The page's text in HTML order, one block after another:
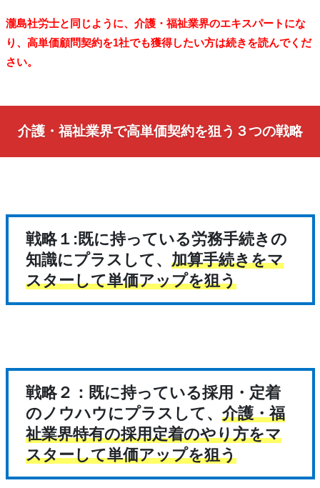
瀧島社労士と同じように、介護・福祉業界のエキスパートにな
り、高単価顧問契約を1社でも獲得したい方は続きを読んでくだ
さい。
介護・福祉業界で高単価契約を狙う３つの戦略
戦略１:既に持っている労務手続きの
知識にプラスして、 加算手続きをマ
スターして単価アップを狙う
戦略２：既に持っている採用・定着
のノウハウにプラスして、 介護・福
祉業界特有の採用定着のやり方をマ
スターして単価アップを狙う